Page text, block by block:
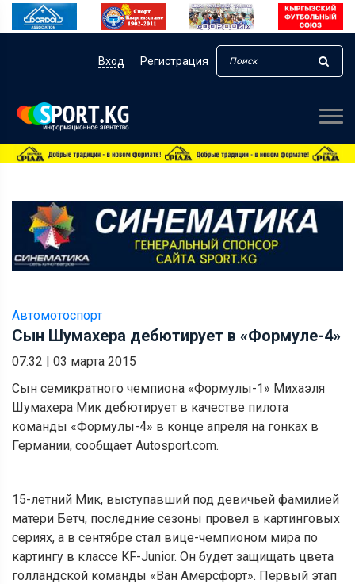
Вход Регистрация
Автомотоспорт
Сын Шумахера дебютирует в «Формуле-4»
07:32 | 03 марта 2015
Сын семикратного чемпиона «Формулы-1» Михаэля
Шумахера Мик дебютирует в качестве пилота
команды «Формулы-4» в конце апреля на гонках в
Германии, сообщает Autosport.com.
15-летний Мик, выступавший под девичьей фамилией
матери Бетч, последние сезоны провел в картинговых
сериях, а в сентябре стал вице-чемпионом мира по
картингу в классе KF-Junior. Он будет защищать цвета
голландской команды «Ван Амерсфорт». Первый этап